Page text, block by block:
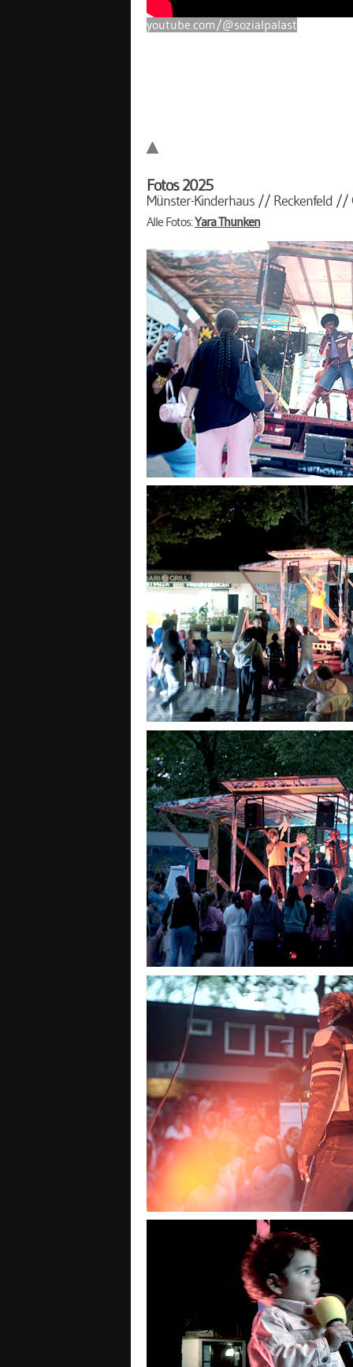
youtube.com/@sozialpalast
Fotos 2025
Münster-Kinderhaus // Reckenfeld //
Alle Fotos:Yara Thünken